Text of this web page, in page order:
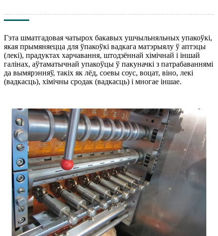
Гэта шматгадовая чатырох бакавых ушчыльняльных упакоўкі,
якая прымяняецца для ўпакоўкі вадкага матэрыялу ў аптэцы
(лекі), прадуктах харчавання, штодзённай хімічнай і іншай
галінах, аўтаматычнай упакоўцы ў пакуначкі з патрабаваннямі
да вымярэнняў, такіх як лёд, соевы соус, воцат, віно, лекі
(вадкасць), хімічны сродак (вадкасць) і многае іншае.